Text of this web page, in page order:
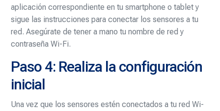
aplicación correspondiente en tu smartphone o tablet y
sigue las instrucciones para conectar los sensores a tu
red. Asegúrate de tener a mano tu nombre de red y
contraseña Wi-Fi.
Paso 4: Realiza la configuración
inicial
Una vez que los sensores estén conectados a tu red Wi-